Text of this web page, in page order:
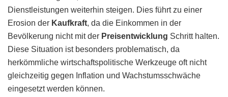
Dienstleistungen weiterhin steigen. Dies führt zu einer
Erosion der Kaufkraft, da die Einkommen in der
Bevölkerung nicht mit der Preisentwicklung Schritt halten.
Diese Situation ist besonders problematisch, da
herkömmliche wirtschaftspolitische Werkzeuge oft nicht
gleichzeitig gegen Inflation und Wachstumsschwäche
eingesetzt werden können.